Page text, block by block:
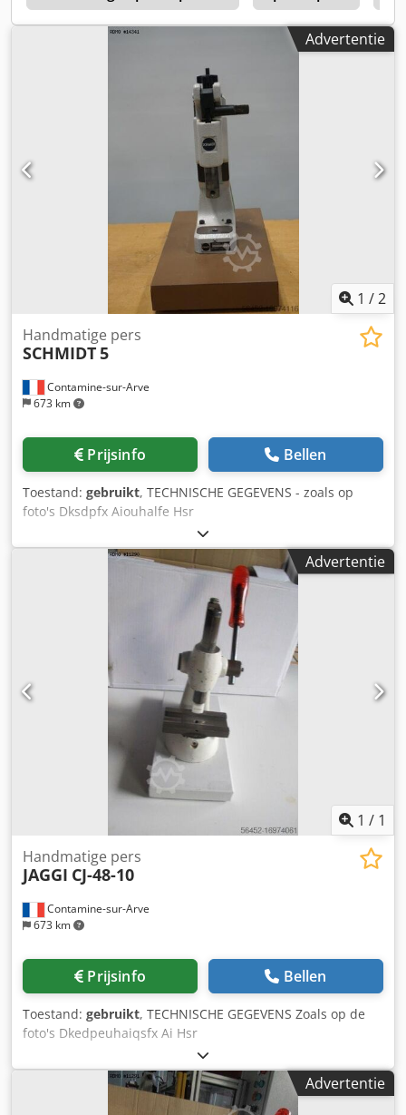
Advertentie
1 /2
Contamine-sur-Arve
673 km
Handmatige pers
SCHMIDT5
Prijsinfo Bellen
Toestand: gebruikt, TECHNISCHE GEGEVENS - zoals op
foto's Dksdpfx Aiouhalfe Hsr
Advertentie
1 / 1
Contamine-sur-Arve
673 km
Handmatige pers
JAGGI CJ-48-10
Prijsinfo Bellen
Toestand: gebruikt, TECHNISCHE GEGEVENS Zoals op de
foto's Dkedpeuhaiqsfx Ai Hsr
Advertentie